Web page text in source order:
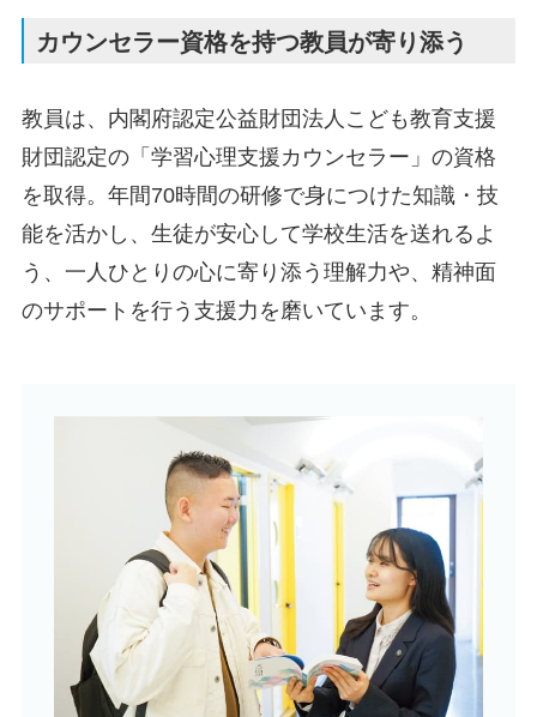
カウンセラー資格を持つ教員が寄り添う
教員は、内閣府認定公益財団法人こども教育支援
財団認定の「学習心理支援カウンセラー」の資格
を取得。年間70時間の研修で身につけた知識・技
能を活かし、生徒が安心して学校生活を送れるよ
う、一人ひとりの心に寄り添う理解力や、精神面
のサポートを行う支援力を磨いています。